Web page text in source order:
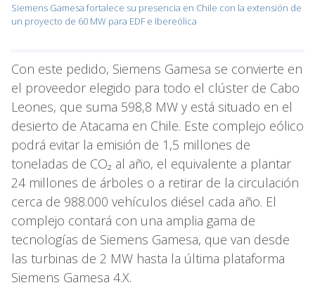
Siemens Gamesa fortalece su presencia en Chile con la extensión de
un proyecto de 60 MW para EDF e Ibereólica
Con este pedido, Siemens Gamesa se convierte en
el proveedor elegido para todo el clúster de Cabo
Leones, que suma 598,8 MW y está situado en el
desierto de Atacama en Chile. Este complejo eólico
podrá evitar la emisión de 1,5 millones de
toneladas de CO₂ al año, el equivalente a plantar
24 millones de árboles o a retirar de la circulación
cerca de 988.000 vehículos diésel cada año. El
complejo contará con una amplia gama de
tecnologías de Siemens Gamesa, que van desde
las turbinas de 2 MW hasta la última plataforma
Siemens Gamesa 4.X.